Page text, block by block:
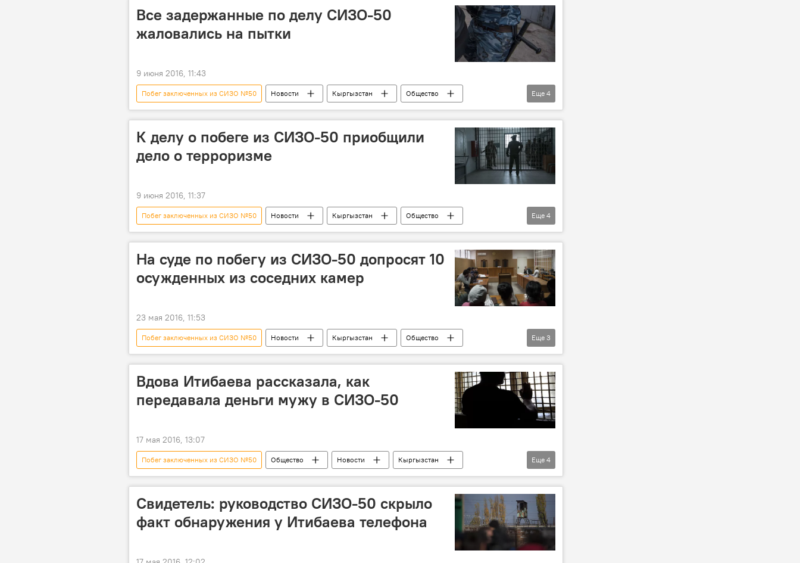
Все задержанные по делу СИЗО-50
жаловались на пытки
9 июня 2016, 11:43
Побег заключенных из СИЗО №50 Новости Кыргызстан
Общество
Алтынбек Итибаев
СИЗО №50 суд побег
Еще 4
К делу о побеге из СИЗО-50 приобщили
дело о терроризме
9 июня 2016, 11:37
Побег заключенных из СИЗО №50 Новости Кыргызстан
Общество
СИЗО №50
суд терроризм побег
Еще 4
На суде по побегу из СИЗО-50 допросят 10
осужденных из соседних камер
23 мая 2016, 11:53
Побег заключенных из СИЗО №50 Новости Кыргызстан
Общество
СИЗО №50
суд побег
Еще 3
Вдова Итибаева рассказала, как
передавала деньги мужу в СИЗО-50
17 мая 2016, 13:07
Побег заключенных из СИЗО №50 Общество Новости
Кыргызстан
Алтынбек Итибаев
СИЗО №50 суд побег
Еще 4
Свидетель: руководство СИЗО-50 скрыло
факт обнаружения у Итибаева телефона